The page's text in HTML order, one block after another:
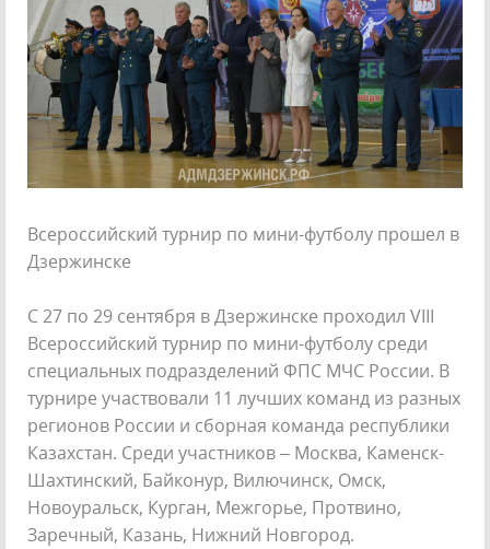
Всероссийский турнир по мини-футболу прошел в
Дзержинске
С 27 по 29 сентября в Дзержинске проходил VIII
Всероссийский турнир по мини-футболу среди
специальных подразделений ФПС МЧС России. В
турнире участвовали 11 лучших команд из разных
регионов России и сборная команда республики
Казахстан. Среди участников – Москва, Каменск-
Шахтинский, Байконур, Вилючинск, Омск,
Новоуральск, Курган, Межгорье, Протвино,
Заречный, Казань, Нижний Новгород.